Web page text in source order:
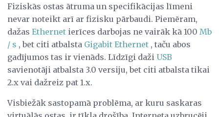
Fiziskās ostas ātruma un specifikācijas līmeni
nevar noteikt arī ar fizisku pārbaudi. Piemēram,
dažas Ethernet ierīces darbojas ne vairāk kā 100 Mb
/ s , bet citi atbalsta Gigabit Ethernet , taču abos
gadījumos tas ir vienāds. Līdzīgi daži USB
savienotāji atbalsta 3.0 versiju, bet citi atbalsta tikai
2.x vai dažreiz pat 1.x.
Visbiežāk sastopamā problēma, ar kuru saskaras